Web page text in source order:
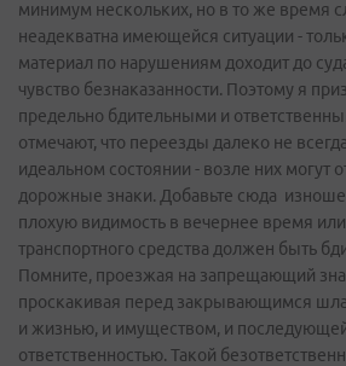
минимум нескольких, но в то же время
неадекватна имеющейся ситуации -
материал по нарушениям доходит до
чувство безнаказанности. Поэтому я
предельно бдительными и
отмечают, что переезды далеко не
идеальном состоянии - возле них могут
дорожные знаки. Добавьте сюда
плохую видимость в вечернее время
транспортного средства должен быть
Помните, проезжая на запрещающий
проскакивая перед закрывающимся
и жизнью, и имуществом, и
ответственностью. Такой